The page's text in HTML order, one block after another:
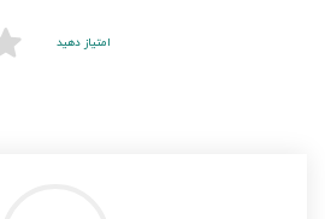
امتیاز دهید